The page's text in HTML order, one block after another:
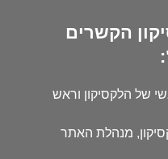
הקשרים
של הלקסיקון וראש
מנהלת האתר